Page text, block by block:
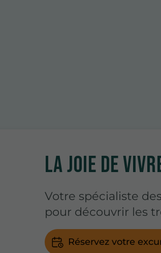
LA JOIE DE
Votre spécialiste
pour découvrir les
Réservez votre